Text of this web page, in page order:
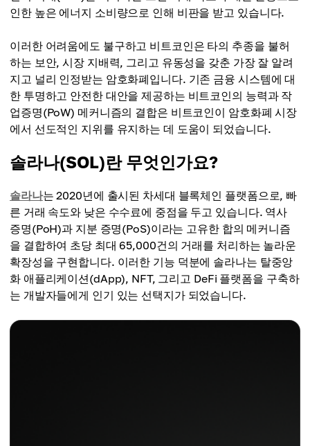
인한 높은 에너지 소비량으로 인해 비판을 받고 있습니다.
이러한 어려움에도 불구하고 비트코인은 타의 추종을 불허
하는 보안, 시장 지배력, 그리고 유동성을 갖춘 가장 잘 알려
지고 널리 인정받는 암호화폐입니다. 기존 금융 시스템에 대
한 투명하고 안전한 대안을 제공하는 비트코인의 능력과 작
업증명(PoW) 메커니즘의 결합은 비트코인이 암호화폐 시장
에서 선도적인 지위를 유지하는 데 도움이 되었습니다.
솔라나(SOL)란 무엇인가요?
솔라나는 2020년에 출시된 차세대 블록체인 플랫폼으로, 빠
른 거래 속도와 낮은 수수료에 중점을 두고 있습니다. 역사
증명(PoH)과 지분 증명(PoS)이라는 고유한 합의 메커니즘
을 결합하여 초당 최대 65,000건의 거래를 처리하는 놀라운
확장성을 구현합니다. 이러한 기능 덕분에 솔라나는 탈중앙
화 애플리케이션(dApp), NFT, 그리고 DeFi 플랫폼을 구축하
는 개발자들에게 인기 있는 선택지가 되었습니다.